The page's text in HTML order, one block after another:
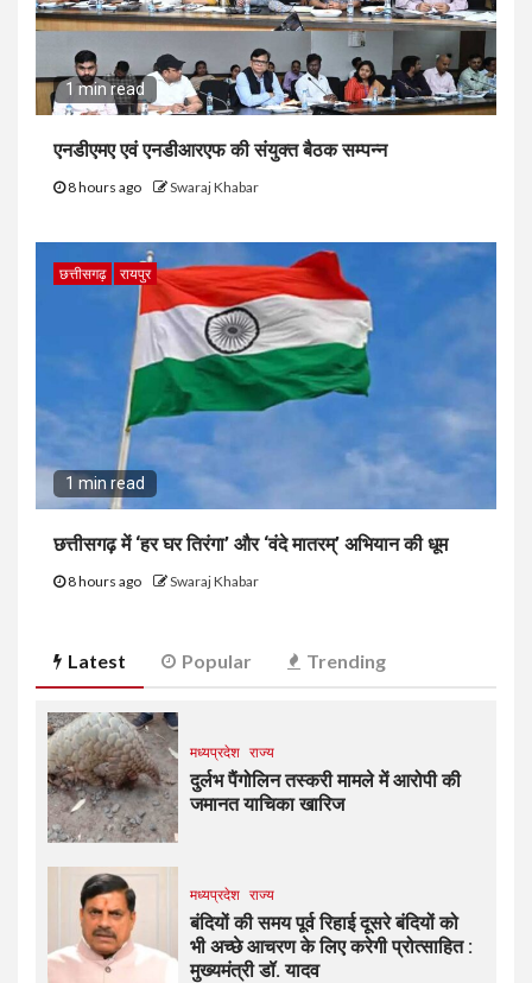
1 min read
एनडीएमए एवं एनडीआरएफ की संयुक्त बैठक सम्पन्न
8 hours ago Swaraj Khabar
छत्तीसगढ़ रायपुर
1 min read
छत्तीसगढ़ में ‘हर घर तिरंगा’ और ‘वंदे मातरम्’ अभियान की धूम
8 hours ago Swaraj Khabar
Latest Popular Trending
मध्यप्रदेश राज्य
दुर्लभ पैंगोलिन तस्करी मामले में आरोपी की
जमानत याचिका खारिज
मध्यप्रदेश राज्य
बंदियों की समय पूर्व रिहाई दूसरे बंदियों को
भी अच्छे आचरण के लिए करेगी प्रोत्साहित :
मुख्यमंत्री डॉ. यादव